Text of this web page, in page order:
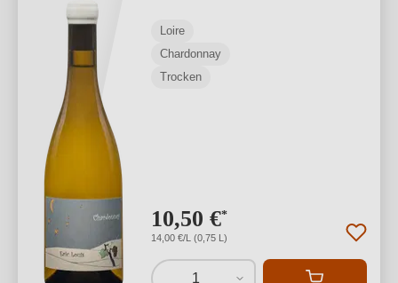
Loire
Chardonnay
Trocken
10,50 €*
14,00 €/L (0,75 L)
1